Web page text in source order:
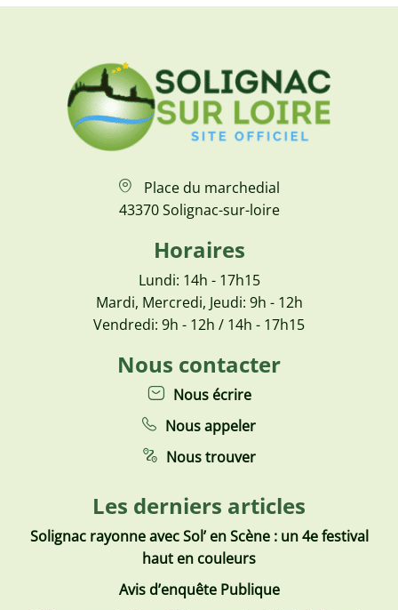
Place du marchedial
43370 Solignac-sur-loire
Horaires
Lundi: 14h - 17h15
Mardi, Mercredi, Jeudi: 9h - 12h
Vendredi: 9h - 12h / 14h - 17h15
Nous contacter
Nous écrire
Nous appeler
Nous trouver
Les derniers articles
Solignac rayonne avec Sol’ en Scène : un 4e festival
haut en couleurs
Avis d’enquête Publique